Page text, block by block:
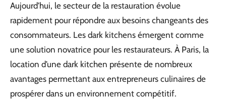
Aujourd’hui, le secteur de la restauration évolue
rapidement pour répondre aux besoins changeants des
consommateurs. Les dark kitchens émergent comme
une solution novatrice pour les restaurateurs. À Paris, la
location d’une dark kitchen présente de nombreux
avantages permettant aux entrepreneurs culinaires de
prospérer dans un environnement compétitif.